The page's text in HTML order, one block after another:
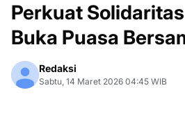
Perkuat
Buka Puasa
Redaksi
Sabtu, 14 Maret 2026 04:45 WIB